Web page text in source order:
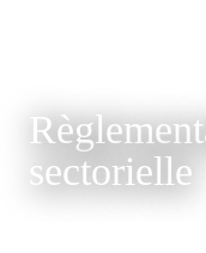
sectorielle